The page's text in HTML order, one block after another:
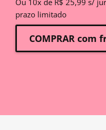
Ou 10x de R$ 25,99 s/
prazo limitado
COMPRAR com